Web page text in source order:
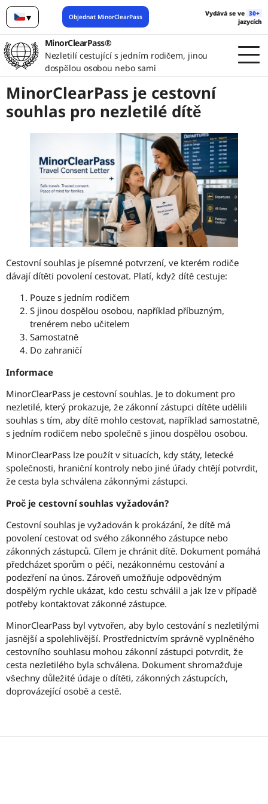
▾
Čeština
Objednat MinorClearPass Vydává se ve 30+
jazycích
MinorClearPass®
Nezletilí cestující s jedním rodičem, jinou
dospělou osobou nebo sami
MinorClearPass je cestovní
souhlas pro nezletilé dítě
Cestovní souhlas je písemné potvrzení, ve kterém rodiče
dávají dítěti povolení cestovat. Platí, když dítě cestuje:
Pouze s jedním rodičem
S jinou dospělou osobou, například příbuzným,
trenérem nebo učitelem
Samostatně
Do zahraničí
Informace
MinorClearPass je cestovní souhlas. Je to dokument pro
nezletilé, který prokazuje, že zákonní zástupci dítěte udělili
souhlas s tím, aby dítě mohlo cestovat, například samostatně,
s jedním rodičem nebo společně s jinou dospělou osobou.
MinorClearPass lze použít v situacích, kdy státy, letecké
společnosti, hraniční kontroly nebo jiné úřady chtějí potvrdit,
že cesta byla schválena zákonnými zástupci.
Proč je cestovní souhlas vyžadován?
Cestovní souhlas je vyžadován k prokázání, že dítě má
povolení cestovat od svého zákonného zástupce nebo
zákonných zástupců. Cílem je chránit dítě. Dokument pomáhá
předcházet sporům o péči, nezákonnému cestování a
podezření na únos. Zároveň umožňuje odpovědným
dospělým rychle ukázat, kdo cestu schválil a jak lze v případě
potřeby kontaktovat zákonné zástupce.
MinorClearPass byl vytvořen, aby bylo cestování s nezletilými
jasnější a spolehlivější. Prostřednictvím správně vyplněného
cestovního souhlasu mohou zákonní zástupci potvrdit, že
cesta nezletilého byla schválena. Dokument shromažďuje
všechny důležité údaje o dítěti, zákonných zástupcích,
doprovázející osobě a cestě.